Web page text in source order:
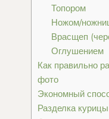
Топором
Ножом/
Врасщеп
Оглушением
Как правильно
фото
Экономный
Разделка